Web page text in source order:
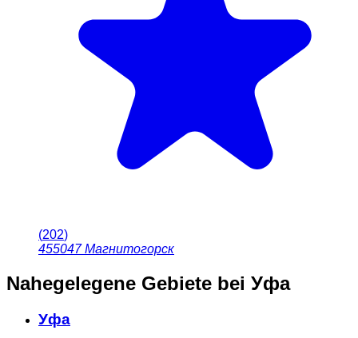
(202)
455047 Магнитогорск
Nahegelegene Gebiete bei Уфа
Уфа